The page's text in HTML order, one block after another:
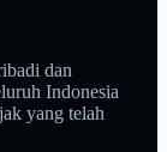
dan
Indonesia
yang telah